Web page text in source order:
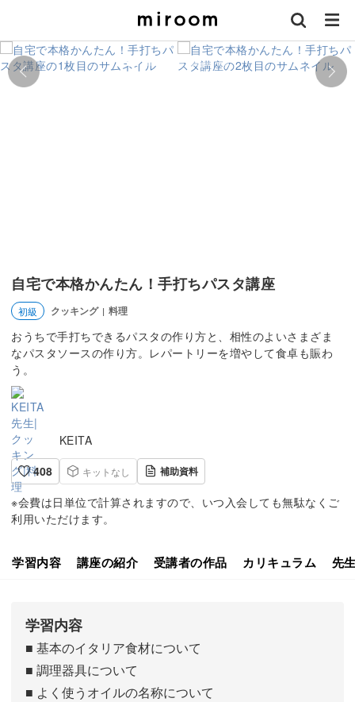
自宅で本格かんたん！手打ちパスタ講座
初級 クッキング | 料理
おうちで手打ちできるパスタの作り方と、相性のよいさまざま
なパスタソースの作り方。レパートリーを増やして食卓も賑わ
う。
KEITA
408
キットなし 補助資料
※会費は日単位で計算されますので、いつ入会しても無駄なくご
利用いただけます。
学習内容 講座の紹介 受講者の作品 カリキュラム 先
学習内容
■ 基本のイタリア食材について
■ 調理器具について
■ よく使うオイルの名称について